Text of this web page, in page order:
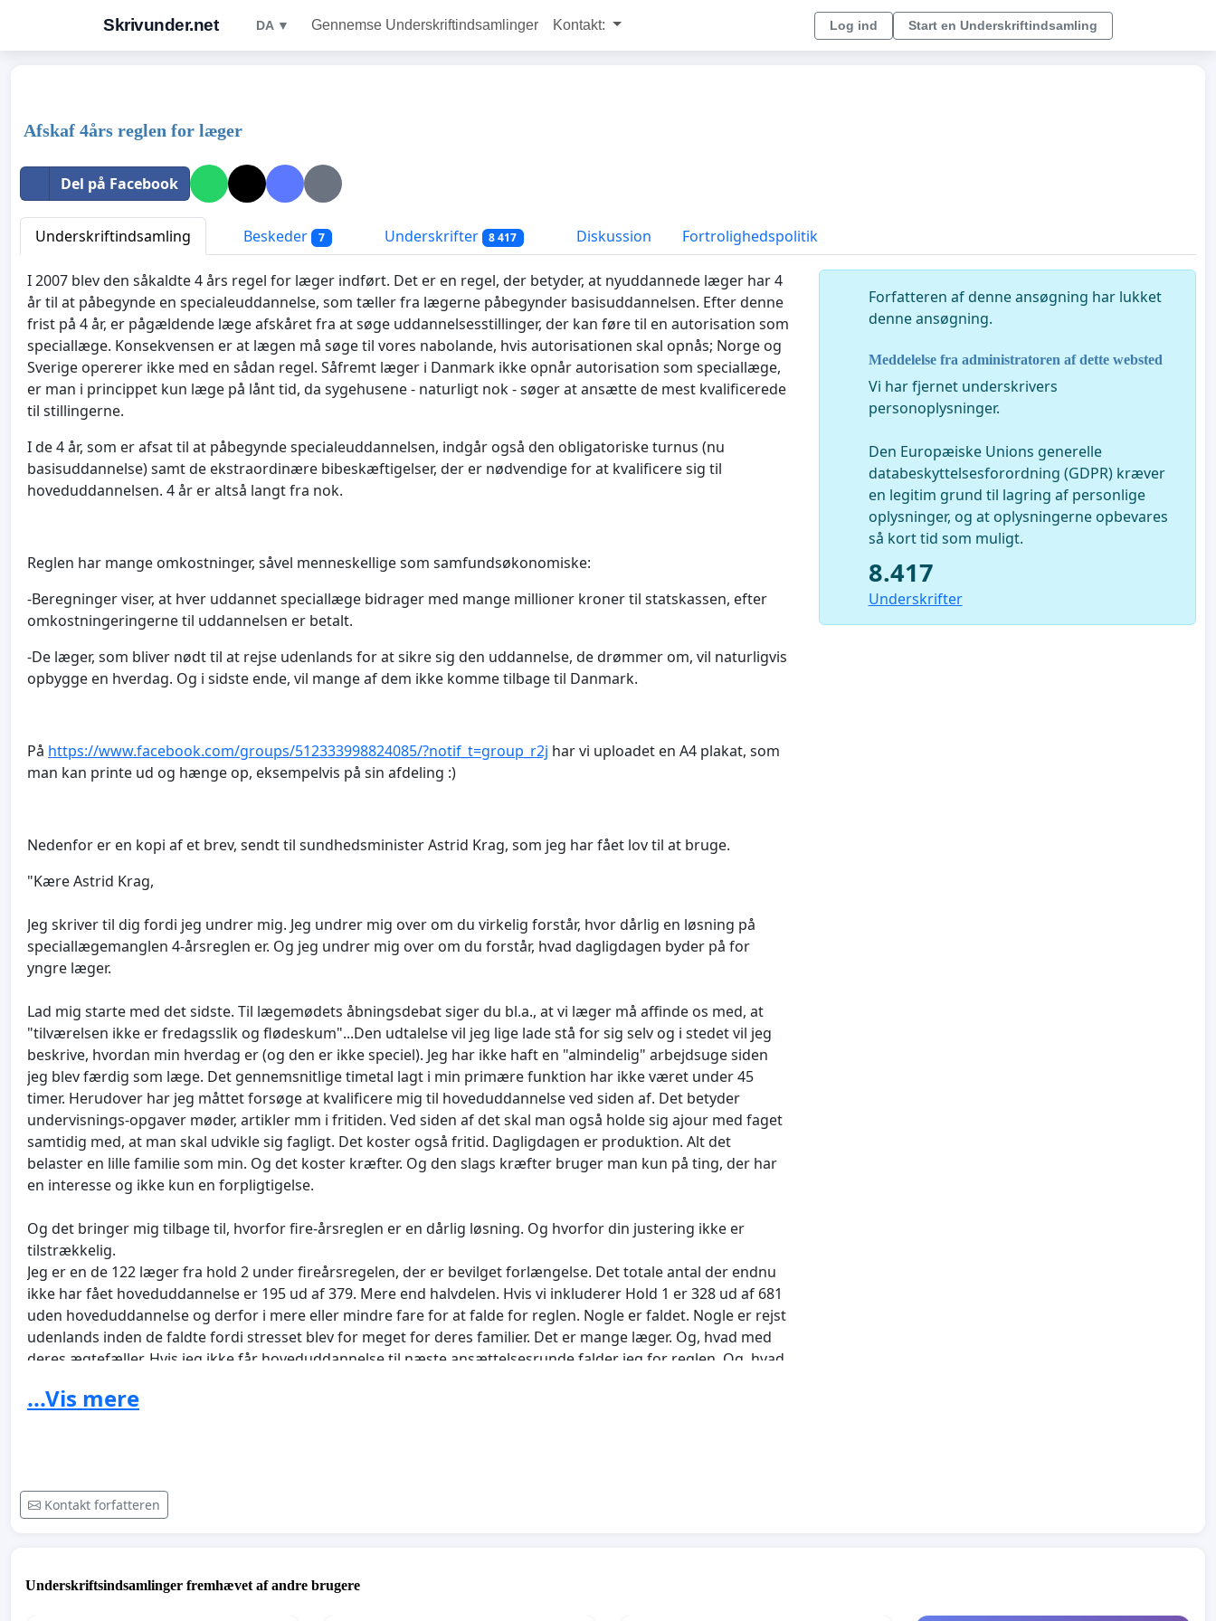
Skrivunder.net DA ▼ Gennemse Underskriftindsamlinger Kontakt: Log ind Start en Underskriftindsamling
Afskaf 4års reglen for læger
Del på Facebook
Underskriftindsamling Beskeder 7 Underskrifter 8 417 Diskussion Fortrolighedspolitik
I 2007 blev den såkaldte 4 års regel for læger indført. Det er en regel, der betyder, at nyuddannede læger har 4
år til at påbegynde en specialeuddannelse, som tæller fra lægerne påbegynder basisuddannelsen. Efter denne
frist på 4 år, er pågældende læge afskåret fra at søge uddannelsesstillinger, der kan føre til en autorisation som
speciallæge. Konsekvensen er at lægen må søge til vores nabolande, hvis autorisationen skal opnås; Norge og
Sverige opererer ikke med en sådan regel. Såfremt læger i Danmark ikke opnår autorisation som speciallæge,
er man i princippet kun læge på lånt tid, da sygehusene - naturligt nok - søger at ansætte de mest kvalificerede
til stillingerne.
I de 4 år, som er afsat til at påbegynde specialeuddannelsen, indgår også den obligatoriske turnus (nu
basisuddannelse) samt de ekstraordinære bibeskæftigelser, der er nødvendige for at kvalificere sig til
hoveduddannelsen. 4 år er altså langt fra nok.
Reglen har mange omkostninger, såvel menneskellige som samfundsøkonomiske:
-Beregninger viser, at hver uddannet speciallæge bidrager med mange millioner kroner til statskassen, efter
omkostningeringerne til uddannelsen er betalt.
-De læger, som bliver nødt til at rejse udenlands for at sikre sig den uddannelse, de drømmer om, vil naturligvis
opbygge en hverdag. Og i sidste ende, vil mange af dem ikke komme tilbage til Danmark.
På https://www.facebook.com/groups/512333998824085/?notif_t=group_r2j har vi uploadet en A4 plakat, som
man kan printe ud og hænge op, eksempelvis på sin afdeling :)
Nedenfor er en kopi af et brev, sendt til sundhedsminister Astrid Krag, som jeg har fået lov til at bruge.
"Kære Astrid Krag,
Jeg skriver til dig fordi jeg undrer mig. Jeg undrer mig over om du virkelig forstår, hvor dårlig en løsning på
speciallægemanglen 4-årsreglen er. Og jeg undrer mig over om du forstår, hvad dagligdagen byder på for
yngre læger.
Lad mig starte med det sidste. Til lægemødets åbningsdebat siger du bl.a., at vi læger må affinde os med, at
"tilværelsen ikke er fredagsslik og flødeskum"...Den udtalelse vil jeg lige lade stå for sig selv og i stedet vil jeg
beskrive, hvordan min hverdag er (og den er ikke speciel). Jeg har ikke haft en "almindelig" arbejdsuge siden
jeg blev færdig som læge. Det gennemsnitlige timetal lagt i min primære funktion har ikke været under 45
timer. Herudover har jeg måttet forsøge at kvalificere mig til hoveduddannelse ved siden af. Det betyder
undervisnings-opgaver møder, artikler mm i fritiden. Ved siden af det skal man også holde sig ajour med faget
samtidig med, at man skal udvikle sig fagligt. Det koster også fritid. Dagligdagen er produktion. Alt det
belaster en lille familie som min. Og det koster kræfter. Og den slags kræfter bruger man kun på ting, der har
en interesse og ikke kun en forpligtigelse.
Og det bringer mig tilbage til, hvorfor fire-årsreglen er en dårlig løsning. Og hvorfor din justering ikke er
tilstrækkelig.
Jeg er en de 122 læger fra hold 2 under fireårsregelen, der er bevilget forlængelse. Det totale antal der endnu
ikke har fået hoveduddannelse er 195 ud af 379. Mere end halvdelen. Hvis vi inkluderer Hold 1 er 328 ud af 681
uden hoveduddannelse og derfor i mere eller mindre fare for at falde for reglen. Nogle er faldet. Nogle er rejst
udenlands inden de faldte fordi stresset blev for meget for deres familier. Det er mange læger. Og, hvad med
deres ægtefæller. Hvis jeg ikke får hoveduddannelse til næste ansættelsesrunde falder jeg for reglen. Og, hvad
være kede af. Jeg ville ikke kunne mønstre hverken talent eller interesse. Og jeg tror, at der er mange børne-
Så, hvad gør jeg, hvis jeg falder? Jeg tager udenlands. Sverige/Norge eller noget tredje. Og min familie vil tage
med. Og sådan ville det være i mange familier. Danmark mister ikke kun en læge, men også lægens
Herudover mister man skatteindtægter og uddannelsesudgifter, når læger rejser. Så samlet set er der
...Vis mere
Kontakt forfatteren
Forfatteren af ​​denne ansøgning har lukket
denne ansøgning.
Meddelelse fra administratoren af dette websted
Vi har fjernet underskrivers
personoplysninger.
Den Europæiske Unions generelle
databeskyttelsesforordning (GDPR) kræver
en legitim grund til lagring af personlige
oplysninger, og at oplysningerne opbevares
så kort tid som muligt.
8.417
Underskrifter
Underskriftsindsamlinger fremhævet af andre brugere